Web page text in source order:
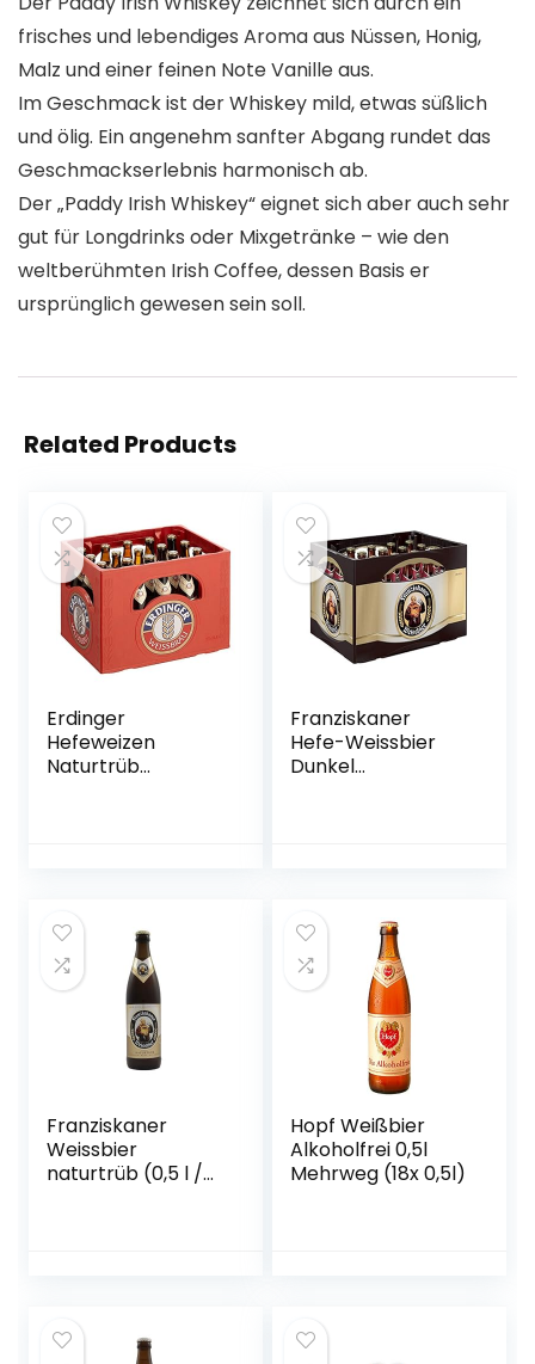
frisches und lebendiges Aroma aus Nüssen, Honig,
Malz und einer feinen Note Vanille aus.
Im Geschmack ist der Whiskey mild, etwas süßlich
und ölig. Ein angenehm sanfter Abgang rundet das
Geschmackserlebnis harmonisch ab.
Der „Paddy Irish Whiskey“ eignet sich aber auch sehr
gut für Longdrinks oder Mixgetränke – wie den
weltberühmten Irish Coffee, dessen Basis er
ursprünglich gewesen sein soll.
Related Products
Erdinger
Hefeweizen
Naturtrüb
Franziskaner
Hefe-Weissbier
Dunkel
Franziskaner
Weissbier
naturtrüb (0,5 l /
Hopf Weißbier
Alkoholfrei 0,5l
Mehrweg (18x 0,5l)